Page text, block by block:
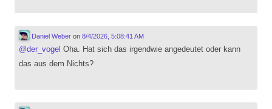
Daniel Weberon 8/4/2026, 5:08:41 AM
@der_vogel Oha. Hat sich das irgendwie angedeutet oder kann
das aus dem Nichts?